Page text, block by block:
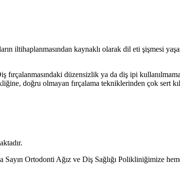
iltihaplanmasından kaynaklı olarak dil eti şişmesi
düzensizlik ya da diş ipi
doğru olmayan fırçalama tekniklerinden çok sert
Ortodonti Ağız ve Diş Sağlığı Polikliniğimize